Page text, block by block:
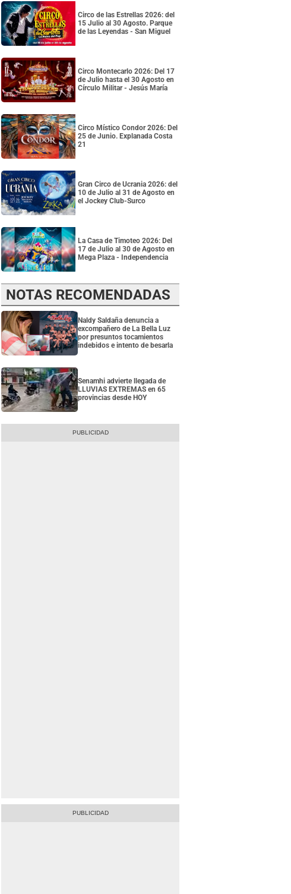
Circo de las Estrellas 2026: del
15 Julio al 30 Agosto. Parque
de las Leyendas - San Miguel
Circo Montecarlo 2026: Del 17
de Julio hasta el 30 Agosto en
Círculo Militar - Jesús María
Circo Místico Condor 2026: Del
25 de Junio. Explanada Costa
21
Gran Circo de Ucrania 2026: del
10 de Julio al 31 de Agosto en
el Jockey Club-Surco
La Casa de Timoteo 2026: Del
17 de Julio al 30 de Agosto en
Mega Plaza - Independencia
NOTAS RECOMENDADAS
Naldy Saldaña denuncia a
excompañero de La Bella Luz
por presuntos tocamientos
indebidos e intento de besarla
Senamhi advierte llegada de
LLUVIAS EXTREMAS en 65
provincias desde HOY